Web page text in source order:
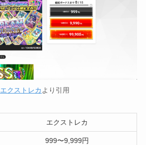
エクストレカ より引用
エクストレカ
999〜9,999円